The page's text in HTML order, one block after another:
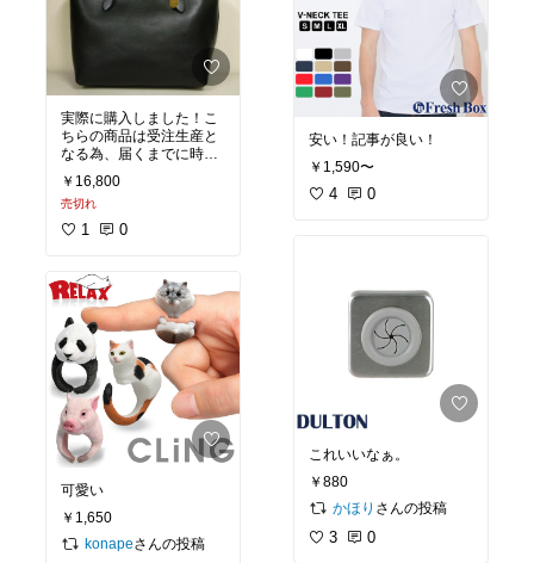
実際に購入しました！こ
ちらの商品は受注生産と
なる為、届くまでに時間
がかかります！自分の場
合は9日目で届きまし
た！
もちょうど良く、作りも
しっかりしていてシンプ
ルでかっこいいので長く
使えそうです！
ハンドル、本体、オレン
ジキャメルを購入しまし
たが、明る過ぎずとても
良い色です！
経年変化が楽しみです！
￥16,800
売切れ
1 0
可愛い
￥1,650
konapeさんの投稿
っかり止まるので逆さに
なっても漏れる心配はな
いと思います！
何と言っても、洗うのが
安い！記事が良い！
￥1,590〜
4 0
これいいなぁ。
￥880
かほり さんの投稿
3 0